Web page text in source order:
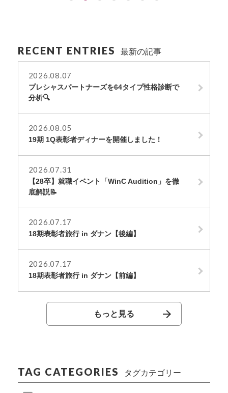
RECENT ENTRIES 最新の記事
2026.08.07
プレシャスパートナーズを64タイプ性格診断で
分析🔍
2026.08.05
19期 1Q表彰者ディナーを開催しました！
2026.07.31
【28卒】就職イベント「WinC Audition」を徹
底解説📝
2026.07.17
18期表彰者旅行 in ダナン【後編】
2026.07.17
18期表彰者旅行 in ダナン【前編】
もっと見る
TAG CATEGORIES タグカテゴリー